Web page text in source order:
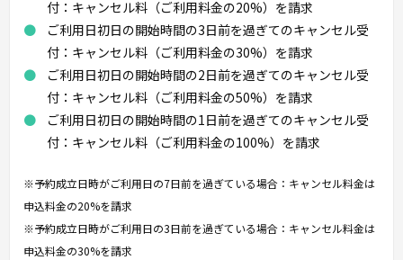
付：キャンセル料（ご利用料金の20%）を請求
ご利用日初日の開始時間の3日前を過ぎてのキャンセル受
付：キャンセル料（ご利用料金の30%）を請求
ご利用日初日の開始時間の2日前を過ぎてのキャンセル受
付：キャンセル料（ご利用料金の50%）を請求
ご利用日初日の開始時間の1日前を過ぎてのキャンセル受
付：キャンセル料（ご利用料金の100%）を請求
※予約成立日時がご利用日の7日前を過ぎている場合：キャンセル料金は
申込料金の20%を請求
※予約成立日時がご利用日の3日前を過ぎている場合：キャンセル料金は
申込料金の30%を請求